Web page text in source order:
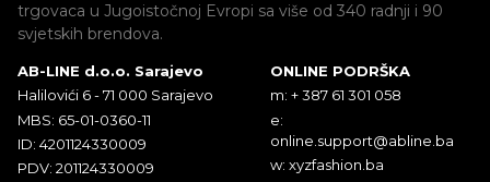
trgovaca u Jugoistočnoj Evropi sa više od 340 radnji i 90
svjetskih brendova.
AB-LINE d.o.o. Sarajevo
Halilovići 6 - 71 000 Sarajevo
MBS: 65-01-0360-11
ID: 4201124330009
PDV: 201124330009
ONLINE PODRŠKA
m: + 387 61 301 058
e:
online.support@abline.ba
w: xyzfashion.ba